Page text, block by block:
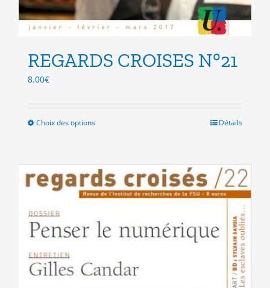
REGARDS CROISES N°21
8.00€
Choix des optionsCe
plusieurs
variations.
Les
options
être
la
Détails